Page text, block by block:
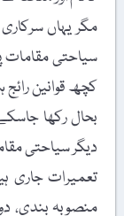
مگر یہاں
سیاحتی
کچھ قوانین
بحال رکھا
دیگر سیاحتی
تعمیرات جاری
منصوبہ بندی،